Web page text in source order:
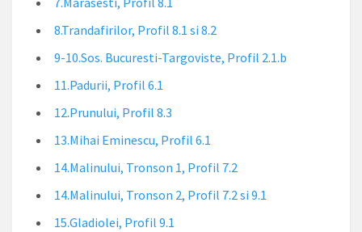
8.Trandafirilor, Profil 8.1 si 8.2
9-10.Sos. Bucuresti-Targoviste, Profil 2.1.b
11.Padurii, Profil 6.1
12.Prunului, Profil 8.3
13.Mihai Eminescu, Profil 6.1
14.Malinului, Tronson 1, Profil 7.2
14.Malinului, Tronson 2, Profil 7.2 si 9.1
15.Gladiolei, Profil 9.1